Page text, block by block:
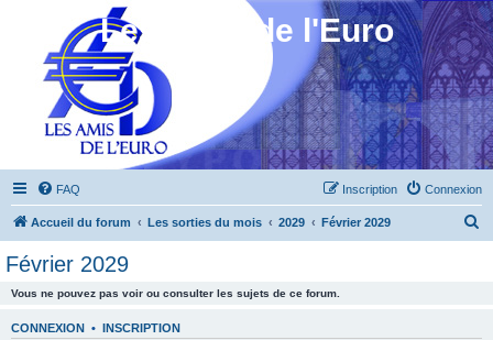
Les Amis de l'Euro
FAQ Connexion
Inscription
Accueil du forum Les sorties du mois 2029 Février 2029
Février 2029
Vous ne pouvez pas voir ou consulter les sujets de ce forum.
CONNEXION • INSCRIPTION